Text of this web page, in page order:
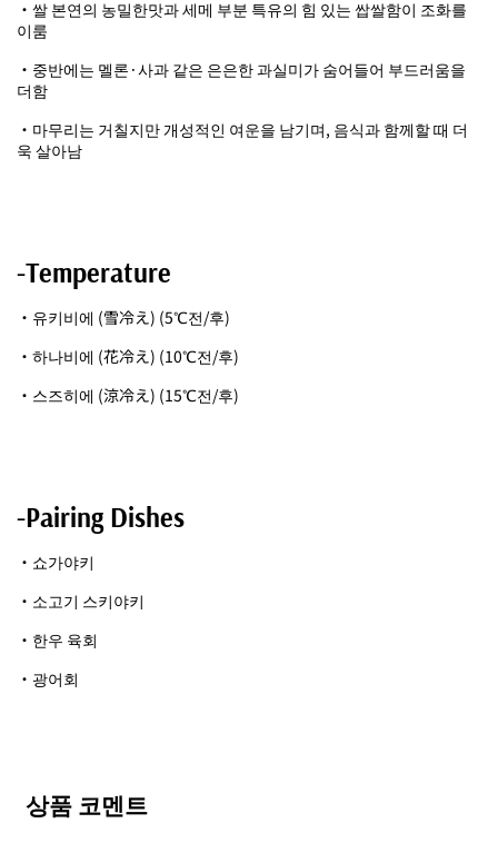
・쌀 본연의 농밀한맛과 세메 부분 특유의 힘 있는 쌉쌀함이 조화를
이룸
・중반에는 멜론·사과 같은 은은한 과실미가 숨어들어 부드러움을
더함
・마무리는 거칠지만 개성적인 여운을 남기며, 음식과 함께할 때 더
욱 살아남
-Temperature
・유키비에 (雪冷え) (5℃전/후)
・하나비에 (花冷え) (10℃전/후)
・스즈히에 (涼冷え) (15℃전/후)
-Pairing Dishes
・쇼가야키
・소고기 스키야키
・한우 육회
・광어회
상품 코멘트